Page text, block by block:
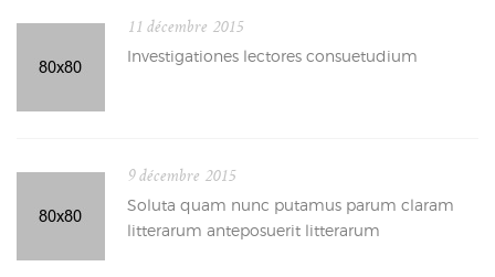
11 décembre 2015
Investigationes lectores consuetudium
9 décembre 2015
Soluta quam nunc putamus parum claram
litterarum anteposuerit litterarum